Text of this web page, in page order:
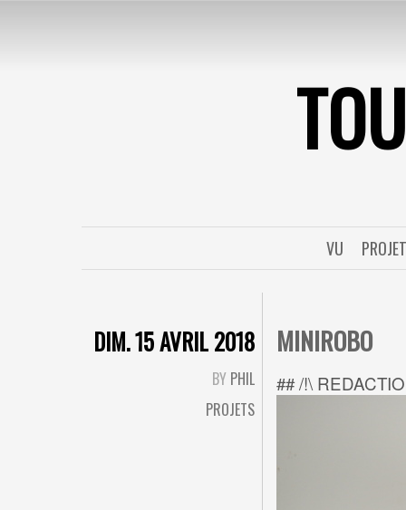
VU
DIM. 15 AVRIL 2018
BY PHIL
PROJETS
MINIROBO
## /!\